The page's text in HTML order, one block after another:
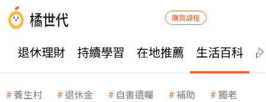
購買課程
退休理財 持續學習 在地推薦 生活百科
養生村 退休金 自書遺囑 補助 獨老